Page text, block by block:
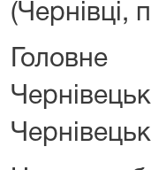
(Чернівці,
Головне